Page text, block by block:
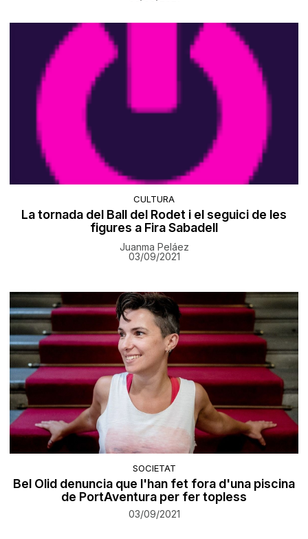
CULTURA
La tornada del Ball del Rodet i el seguici de les
figures a Fira Sabadell
Juanma Peláez
03/09/2021
SOCIETAT
Bel Olid denuncia que l'han fet fora d'una piscina
de PortAventura per fer topless
03/09/2021